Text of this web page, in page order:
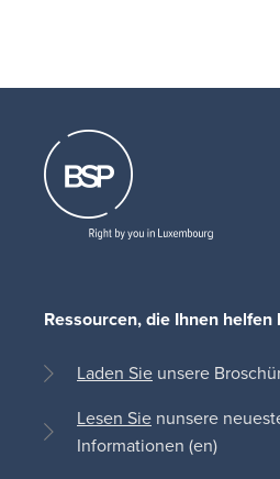
Ressourcen, die Ihnen helfen
Laden Sie unsere
Lesen Sie nunsere
Informationen (en)